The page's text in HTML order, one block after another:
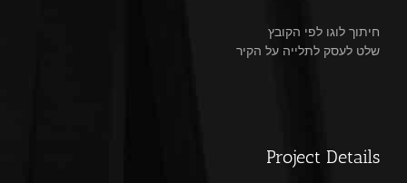
חיתוך לוגו לפי הקובץ
שלט לעסק לתלייה על הקיר
Project Details